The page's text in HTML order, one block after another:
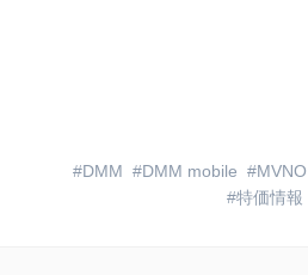
DMM DMM mobile MVNO
特価情報